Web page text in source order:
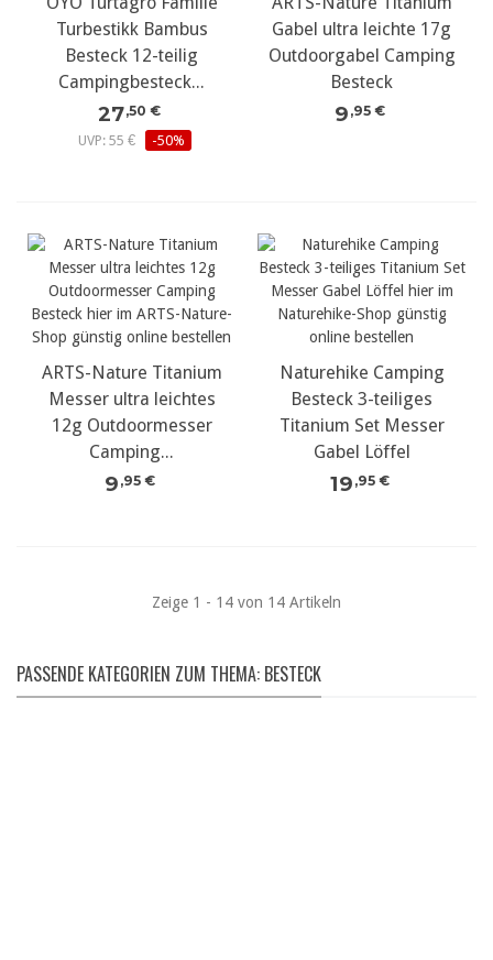
Turbestikk Bambus
Besteck 12-teilig
Campingbesteck...
27,50 €
UVP: 55 €
-50%
Gabel ultra leichte 17g
Outdoorgabel Camping
Besteck
9 ,95 €
ARTS-Nature Titanium
Messer ultra leichtes
12g Outdoormesser
Camping...
9 ,95 €
Naturehike Camping
Besteck 3-teiliges
Titanium Set Messer
Gabel Löffel
19 ,95 €
Zeige 1 - 14 von 14 Artikeln
PASSENDE KATEGORIEN ZUM THEMA: BESTECK